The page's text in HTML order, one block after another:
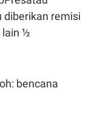
diberikan remisi
lain ½
bencana